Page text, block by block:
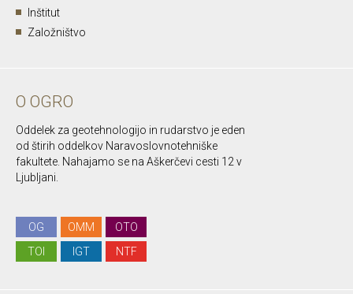
Inštitut
Založništvo
O OGRO
Oddelek za geotehnologijo in rudarstvo je eden
od štirih oddelkov Naravoslovnotehniške
fakultete. Nahajamo se na Aškerčevi cesti 12 v
Ljubljani.
OG OMM
OTO
TOI
IGT NTF